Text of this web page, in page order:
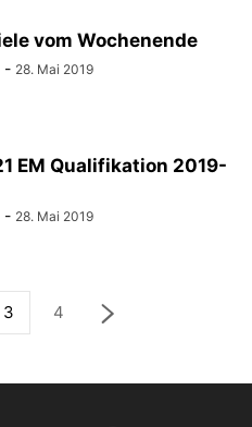
vom Wochenende
- 28. Mai 2019
EM Qualifikation 2019-
- 28. Mai 2019
3 4